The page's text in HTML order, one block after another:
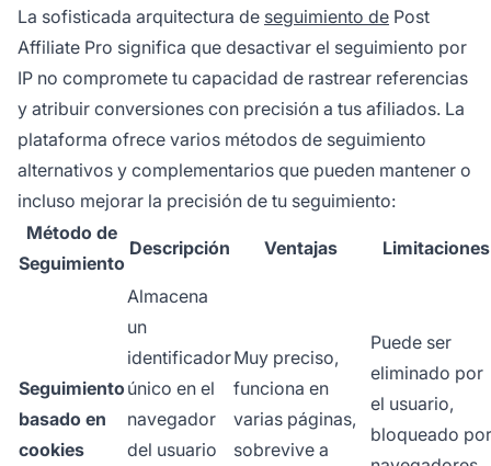
La sofisticada arquitectura de seguimiento de Post
Affiliate Pro significa que desactivar el seguimiento por
IP no compromete tu capacidad de rastrear referencias
y atribuir conversiones con precisión a tus afiliados. La
plataforma ofrece varios métodos de seguimiento
alternativos y complementarios que pueden mantener o
incluso mejorar la precisión de tu seguimiento:
Método de
Seguimiento
Descripción Ventajas Limitaciones
Seguimiento
basado en
cookies
Almacena
un
identificador
único en el
navegador
del usuario
Muy preciso,
funciona en
varias páginas,
sobrevive a
Puede ser
eliminado por
el usuario,
bloqueado por